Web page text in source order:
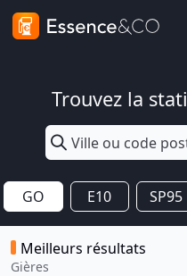
Trouvez la
GO E10 SP95
Meilleurs résultats
Gières